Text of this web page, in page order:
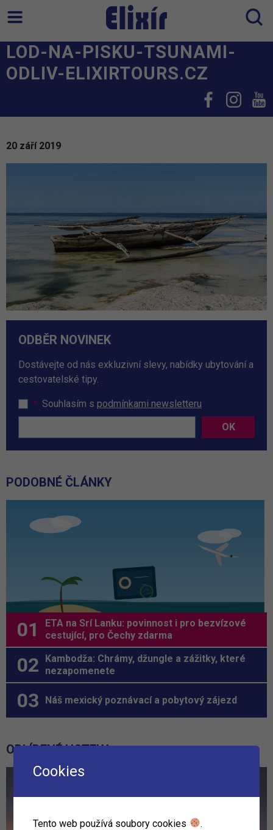
LOD-NA-PISKU-TSUNAMI-
ODLIV-ELIXIRTOURS.CZ
20 září 2019
ODBĚR NOVINEK
Dostávejte od nás exkluzivní slevy, nabídky ubytování a
cestovatelské tipy.
* Souhlasím s podmínkami newsletteru
OK
PODOBNÉ ČLÁNKY
ETA na Srí Lanku: povinnost i pro bezvízové
cestující, pro Čechy zdarma
Kambodža: Chrámy, džungle a zážitky, které
nezapomenete
Náš mexický poznávací a pobytový zájezd
OBLÍBENÉ HOTELY
Cookies
Tento web používá soubory cookies
.